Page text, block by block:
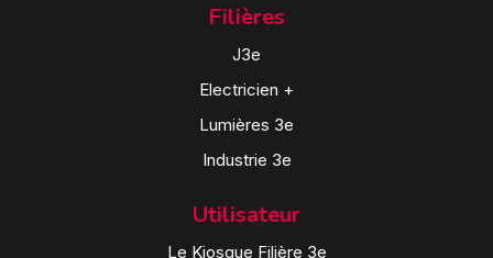
Filières
J3e
Electricien +
Lumières 3e
Industrie 3e
Utilisateur
Le Kiosque Filière 3e